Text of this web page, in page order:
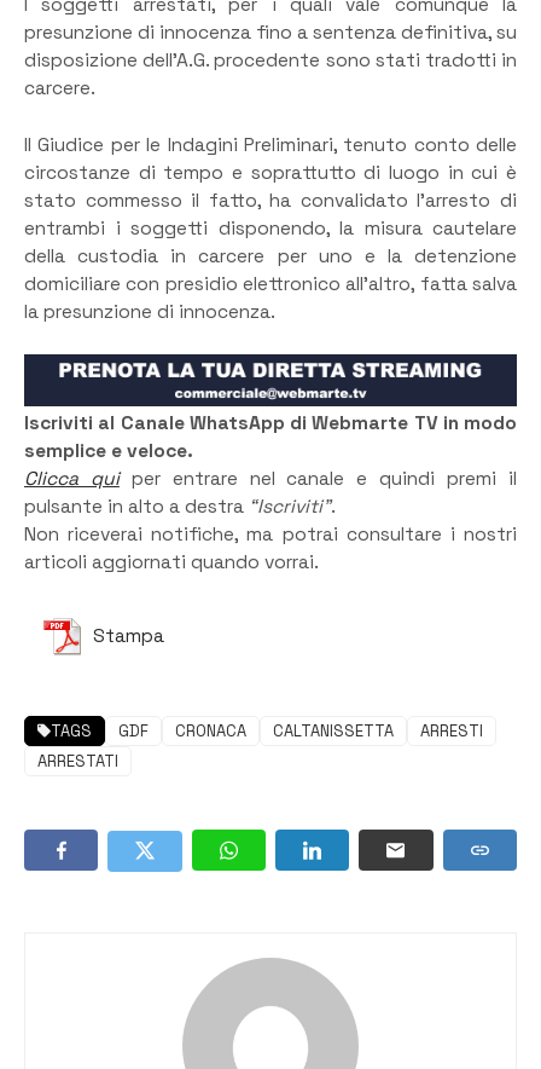
I soggetti arrestati, per i quali vale comunque la
presunzione di innocenza fino a sentenza definitiva, su
disposizione dell’A.G. procedente sono stati tradotti in
carcere.
Il Giudice per le Indagini Preliminari, tenuto conto delle
circostanze di tempo e soprattutto di luogo in cui è
stato commesso il fatto, ha convalidato l’arresto di
entrambi i soggetti disponendo, la misura cautelare
della custodia in carcere per uno e la detenzione
domiciliare con presidio elettronico all’altro, fatta salva
la presunzione di innocenza.
Iscriviti al Canale WhatsApp di Webmarte TV in modo
semplice e veloce.
Clicca quiper entrare nel canale e quindi premi il
pulsante in alto a destra “Iscriviti”.
Non riceverai notifiche, ma potrai consultare i nostri
articoli aggiornati quando vorrai.
Stampa
TAGS GDF CRONACA CALTANISSETTA
ARRESTI
ARRESTATI